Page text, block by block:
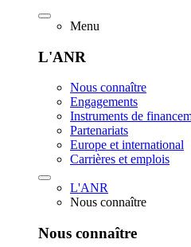
Menu
L'ANR
Nous connaître
Engagements
Instruments de
Partenariats
Europe et international
Carrières et emplois
L'ANR
Nous connaître
Nous connaître